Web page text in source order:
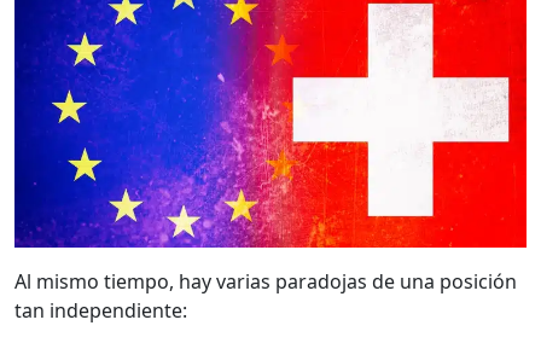
Al mismo tiempo, hay varias paradojas de una posición
tan independiente: